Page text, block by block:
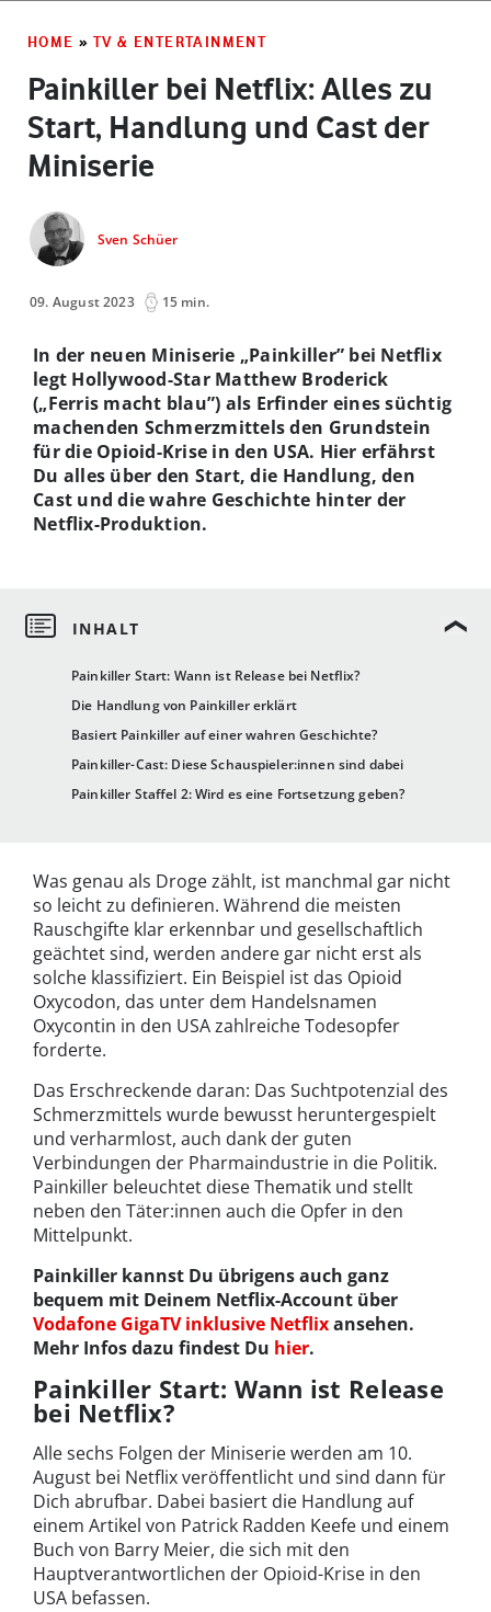
HOME » TV & ENTERTAINMENT
Painkiller bei Netflix: Alles zu
Start, Handlung und Cast der
Miniserie
Sven Schüer
09. August 2023 15 min.
Painkiller Start: Wann ist Release bei Netflix?
Die Handlung von Painkiller erklärt
Basiert Painkiller auf einer wahren Geschichte?
Painkiller-Cast: Diese Schauspieler:innen sind dabei
Painkiller Staffel 2: Wird es eine Fortsetzung geben?
In der neuen Miniserie „Painkiller” bei Netflix
legt Hollywood-Star Matthew Broderick
(„Ferris macht blau”) als Erfinder eines süchtig
machenden Schmerzmittels den Grundstein
für die Opioid-Krise in den USA. Hier erfährst
Du alles über den Start, die Handlung, den
Cast und die wahre Geschichte hinter der
Netflix-Produktion.
Was genau als Droge zählt, ist manchmal gar nicht
so leicht zu definieren. Während die meisten
Rauschgifte klar erkennbar und gesellschaftlich
geächtet sind, werden andere gar nicht erst als
solche klassifiziert. Ein Beispiel ist das Opioid
Oxycodon, das unter dem Handelsnamen
Oxycontin in den USA zahlreiche Todesopfer
forderte.
Das Erschreckende daran: Das Suchtpotenzial des
Schmerzmittels wurde bewusst heruntergespielt
und verharmlost, auch dank der guten
Verbindungen der Pharmaindustrie in die Politik.
Painkiller beleuchtet diese Thematik und stellt
neben den Täter:innen auch die Opfer in den
Mittelpunkt.
Painkiller kannst Du übrigens auch ganz
bequem mit Deinem Netflix-Account über
Vodafone GigaTV inklusive Netflixansehen.
Mehr Infos dazu findest Du hier.
Painkiller Start: Wann ist Release
bei Netflix?
Alle sechs Folgen der Miniserie werden am 10.
August bei Netflix veröffentlicht und sind dann für
Dich abrufbar. Dabei basiert die Handlung auf
einem Artikel von Patrick Radden Keefe und einem
Buch von Barry Meier, die sich mit den
Hauptverantwortlichen der Opioid-Krise in den
USA befassen.